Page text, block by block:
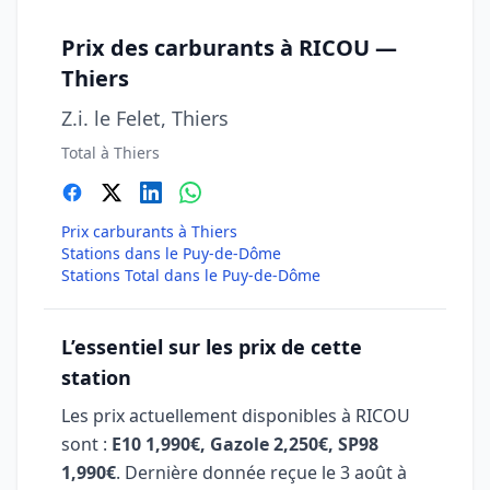
Prix des carburants à RICOU —
Thiers
Z.i. le Felet, Thiers
Total à Thiers
Prix carburants à Thiers
Stations dans le Puy-de-Dôme
Stations Total dans le Puy-de-Dôme
L’essentiel sur les prix de cette
station
Les prix actuellement disponibles à RICOU
sont : E10 1,990€, Gazole 2,250€, SP98
1,990€. Dernière donnée reçue le3 août à